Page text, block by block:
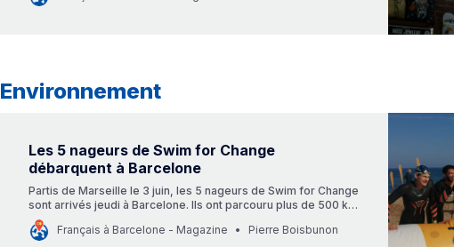
Environnement
Les 5 nageurs de Swim for Change
débarquent à Barcelone
Partis de Marseille le 3 juin, les 5 nageurs de Swim for Change
sont arrivés jeudi à Barcelone. Ils ont parcouru plus de 500 km
à la nage pour alerter contre la pollution marine causée par les
mégots.Français à Barcelone - Magazine Pierre Boisbunon